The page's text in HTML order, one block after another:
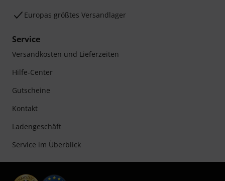
Europas größtes Versandlager
Service
Versandkosten und Lieferzeiten
Hilfe-Center
Gutscheine
Kontakt
Ladengeschäft
Service im Überblick